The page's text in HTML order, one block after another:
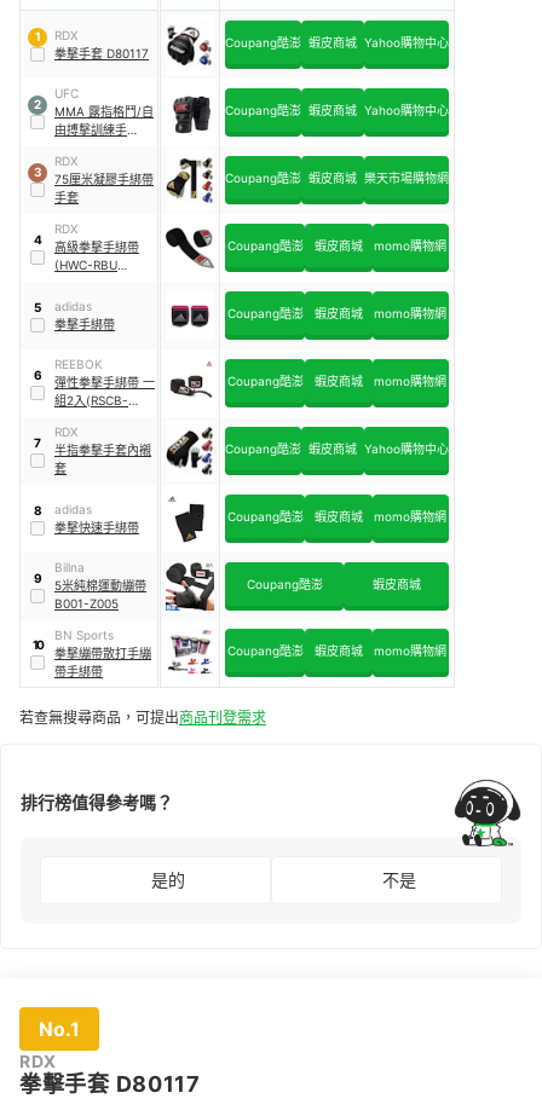
1
RDX
拳擊⼿套 D80117
Coupang酷澎 蝦皮商城 Yahoo購物中心
2
UFC
MMA 露指格鬥/⾃
由搏擊訓練⼿
Coupang酷澎 蝦皮商城 Yahoo購物中心
3
RDX
75厘米凝膠手綁帶
手套
Coupang酷澎 蝦皮商城 樂天市場購物網
4
RDX
高級拳擊手綁帶
(HWC-RBU
Coupang酷澎 蝦皮商城 momo購物網
5
adidas
拳擊手綁帶
Coupang酷澎 蝦皮商城 momo購物網
6
REEBOK
彈性拳擊手綁帶 一
組2入(RSCB-
Coupang酷澎 蝦皮商城 momo購物網
7
RDX
半指拳擊手套內襯
套
Coupang酷澎 蝦皮商城 Yahoo購物中心
8
adidas
拳擊快速手綁帶
Coupang酷澎 蝦皮商城 momo購物網
9
Billna
5米純棉運動繃帶
B001-Z005
Coupang酷澎 蝦皮商城
10
BN Sports
拳擊繃帶散打手繃
帶手綁帶
Coupang酷澎 蝦皮商城 momo購物網
若查無搜尋商品，可提出商品刊登需求
排行榜值得參考嗎？
是的 不是
No.1
RDX
拳擊⼿套 D80117